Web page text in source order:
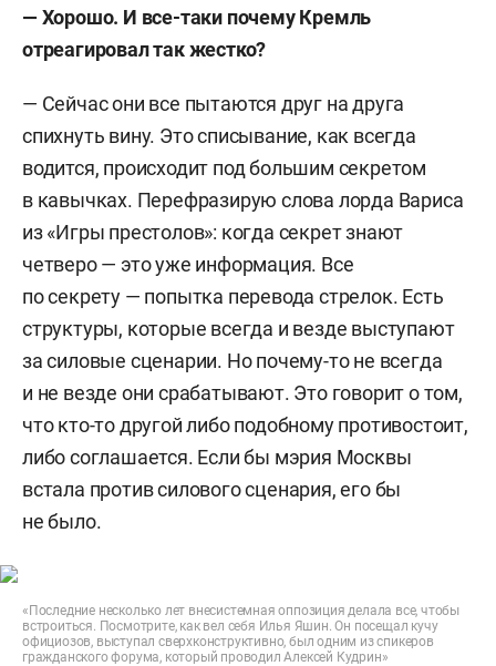
— Хорошо. И все-таки почему Кремль
отреагировал так жестко?
— Сейчас они все пытаются друг на друга
спихнуть вину. Это списывание, как всегда
водится, происходит под большим секретом
в кавычках. Перефразирую слова лорда Вариса
из «Игры престолов»: когда секрет знают
четверо — это уже информация. Все
по секрету — попытка перевода стрелок. Есть
структуры, которые всегда и везде выступают
за силовые сценарии. Но почему-то не всегда
и не везде они срабатывают. Это говорит о том,
что кто-то другой либо подобному противостоит,
либо соглашается. Если бы мэрия Москвы
встала против силового сценария, его бы
не было.
«Последние несколько лет внесистемная оппозиция делала все, чтобы
встроиться. Посмотрите, как вел себя Илья Яшин. Он посещал кучу
официозов, выступал сверхконструктивно, был одним из спикеров
гражданского форума, который проводил Алексей Кудрин»